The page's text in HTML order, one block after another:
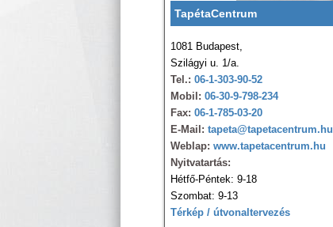
TapétaCentrum
1081 Budapest,
Szilágyi u. 1/a.
Tel.: 06-1-303-90-52
Mobil: 06-30-9-798-234
Fax: 06-1-785-03-20
E-Mail: tapeta@tapetacentrum.hu
Weblap: www.tapetacentrum.hu
Nyitvatartás:
Hétfő-Péntek: 9-18
Szombat: 9-13
Térkép / útvonaltervezés